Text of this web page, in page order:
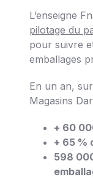
L’enseigne
pilotage du
pour suivre
emballages
En un an,
Magasins
+ 60
+ 65 %
598